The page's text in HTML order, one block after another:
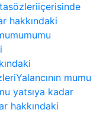
içerisinde
hakkındaki
mumu
Yalancının mumu
yatsıya kadar
hakkındaki